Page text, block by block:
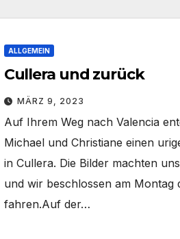
ALLGEMEIN
Cullera und zurück
MÄRZ 9, 2023
Auf Ihrem Weg nach Valencia
Michael und Christiane einen
in Cullera. Die Bilder machten
und wir beschlossen am Montag
fahren.Auf der…